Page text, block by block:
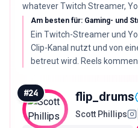
whatever Twitch Streamer,
Am besten für: Gaming- und
Ein Twitch-Streamer und
Clip-Kanal nutzt und von
betreut wird. Reels
ist der einzige unverifizierte
#24 flip_drums
Scott Phillips